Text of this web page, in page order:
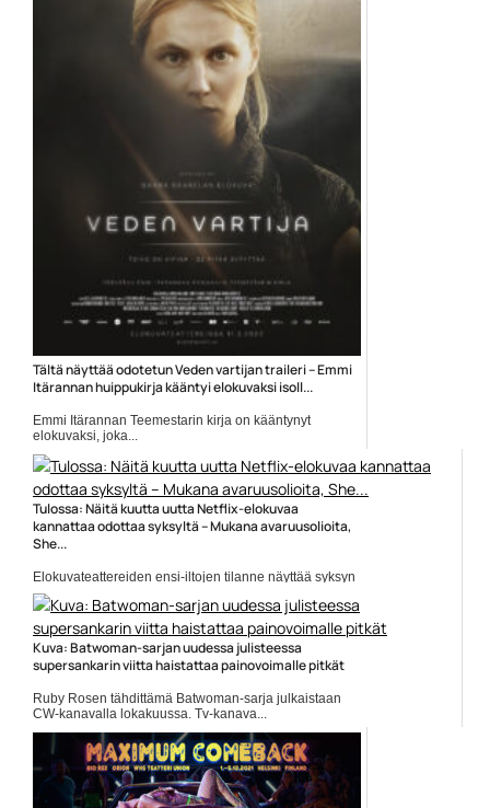
Tältä näyttää odotetun Veden vartijan traileri – Emmi
Itärannan huippukirja kääntyi elokuvaksi isoll...
Emmi Itärannan Teemestarin kirja on kääntynyt
elokuvaksi, joka...
elokuvatrailerit
Tulossa: Näitä kuutta uutta Netflix-elokuvaa
kannattaa odottaa syksyltä – Mukana avaruusolioita,
She...
Elokuvateattereiden ensi-iltojen tilanne näyttää syksyn
osalta perin kurjalta,...
Elokuva-artikkelit
Kuva: Batwoman-sarjan uudessa julisteessa
supersankarin viitta haistattaa painovoimalle pitkät
Ruby Rosen tähdittämä Batwoman-sarja julkaistaan
CW-kanavalla lokakuussa. Tv-kanava...
Batwoman